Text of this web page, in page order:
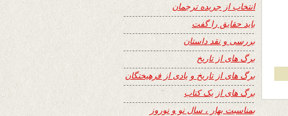
انتخاب از جریده ترجمان
باید حقایق را گفت
بررسی و نقد داستان
برگ های از تاریخ
برگ های از تاریخ و یادی از فرهیختگان
برگ های از یک کتاب
بمناسبت بهار ، سال نو و نوروز